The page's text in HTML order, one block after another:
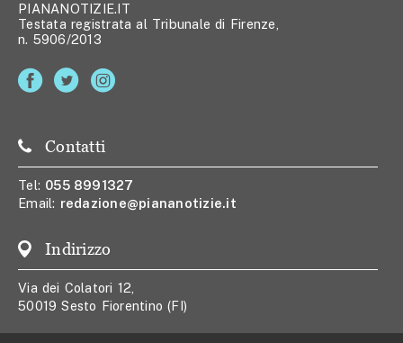
PIANANOTIZIE.IT
Testata registrata al Tribunale di Firenze,
n. 5906/2013
Contatti
Tel: 055 8991327
Email: redazione@piananotizie.it
Indirizzo
Via dei Colatori 12,
50019 Sesto Fiorentino (FI)